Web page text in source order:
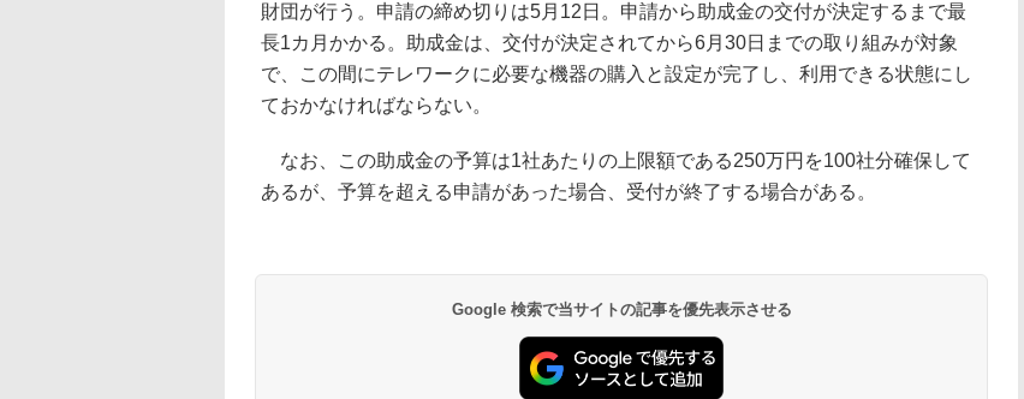
財団が行う。申請の締め切りは5月12日。申請から助成金の交付が決定するまで最
長1カ月かかる。助成金は、交付が決定されてから6月30日までの取り組みが対象
で、この間にテレワークに必要な機器の購入と設定が完了し、利用できる状態にし
ておかなければならない。
なお、この助成金の予算は1社あたりの上限額である250万円を100社分確保して
あるが、予算を超える申請があった場合、受付が終了する場合がある。
Google 検索で当サイトの記事を優先表示させる